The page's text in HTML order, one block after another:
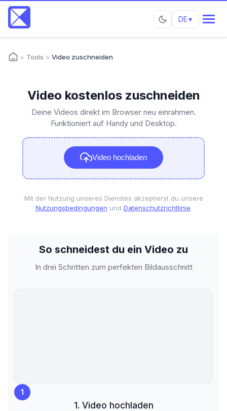
DE▾
> Tools > Video zuschneiden
Video kostenlos zuschneiden
Deine Videos direkt im Browser neu einrahmen.
Funktioniert auf Handy und Desktop.
Video hochladen
Mit der Nutzung unseres Dienstes akzeptierst du unsere
Nutzungsbedingungen und Datenschutzrichtlinie.
So schneidest du ein Video zu
In drei Schritten zum perfekten Bildausschnitt
1
1. Video hochladen